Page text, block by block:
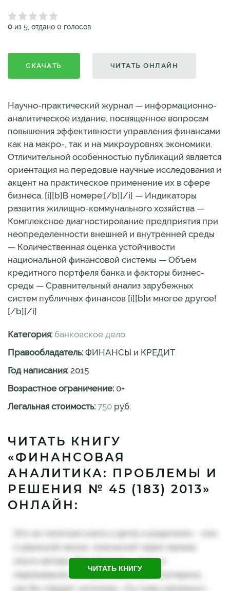
0 из 5, отдано 0 голосов
СКАЧАТЬ ЧИТАТЬ ОНЛАЙН
Научно-практический журнал — информационно-
аналитическое издание, посвященное вопросам
повышения эффективности управления финансами
как на макро-, так и на микроуровнях экономики.
Отличительной особенностью публикаций является
ориентация на передовые научные исследования и
акцент на практическое применение их в сфере
бизнеса. [i][b]В номере:[/b][/i] — Индикаторы
развития жилищно-коммунального хозяйства —
Комплексное диагностирование предприятия при
неопределенности внешней и внутренней среды
— Количественная оценка устойчивости
национальной финансовой системы — Объем
кредитного портфеля банка и факторы бизнес-
среды — Сравнительный анализ зарубежных
систем публичных финансов [i][b]и многое другое!
[/b][/i]
Категория: банковское дело
Правообладатель: ФИНАНСЫ и КРЕДИТ
Год написания: 2015
Возрастное ограничение: 0+
Легальная стоимость: 750 руб.
ЧИТАТЬ КНИГУ
«ФИНАНСОВАЯ
АНАЛИТИКА: ПРОБЛЕМЫ И
РЕШЕНИЯ № 45 (183) 2013»
ОНЛАЙН:
ЧИТАТЬ КНИГУ